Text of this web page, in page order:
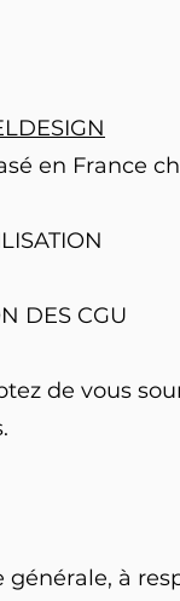
en France
DES CGU
de vous
générale, à